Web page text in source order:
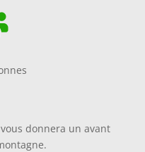
donnera un avant